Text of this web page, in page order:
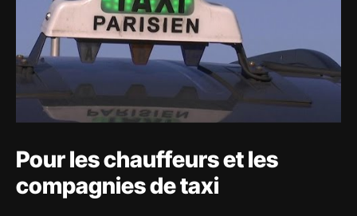
Pour les chauffeurs et les
compagnies de taxi